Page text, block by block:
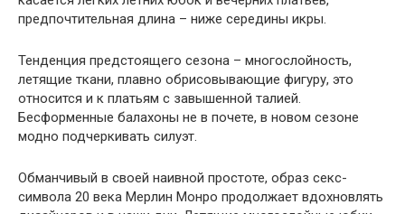
предпочтительная длина – ниже середины икры.
Тенденция предстоящего сезона – многослойность,
летящие ткани, плавно обрисовывающие фигуру, это
относится и к платьям с завышенной талией.
Бесформенные балахоны не в почете, в новом сезоне
модно подчеркивать силуэт.
Обманчивый в своей наивной простоте, образ секс-
символа 20 века Мерлин Монро продолжает вдохновлять